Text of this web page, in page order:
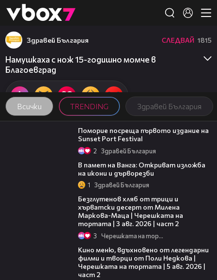
👾
Всички TRENDING Здравей България
Здравей България СЛЕДВАЙ 1815
Намушкаха с нож 15-годишно момче в
Благоевград
05:54
Поморие посреща първото издание на
Sunset Port Festival
2 Здравей България
В памет на Ванга: Откриват изложба
на икони и дърворезби
1 Здравей България
Безглутенов хляб от трици и
хърватски десерт от Милена
Маркова-Маца | Черешката на
тортата | 3 авг. 2026 | част 2
3 Черешката на тортата
Кино меню, вдъхновено от легендарни
филми и творци от Поли Недкова |
Черешката на тортата | 5 авг. 2026 |
част 2